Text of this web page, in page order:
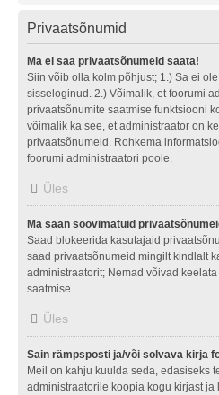
Privaatsõnumid
Ma ei saa privaatsõnumeid saata!
Siin võib olla kolm põhjust; 1.) Sa ei
sisseloginud. 2.) Võimalik, et foorumi
privaatsõnumite saatmise funktsiooni
võimalik ka see, et administraator on
privaatsõnumeid. Rohkema
foorumi administraatori poole.
Üles
Ma saan soovimatuid
Saad blokeerida kasutajaid
saad privaatsõnumeid mingilt kindlalt
administraatorit; Nemad võivad
saatmise.
Üles
Sain rämpsposti ja/või solvava kirja
Meil on kahju kuulda seda, edasiseks
administraatorile koopia kogu kirjast